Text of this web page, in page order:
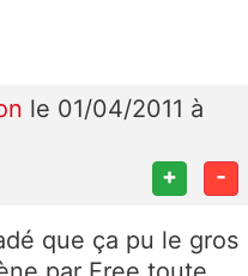
le 01/04/2011 à
+ -
que ça pu le gros